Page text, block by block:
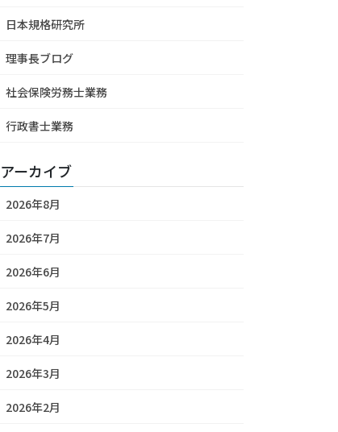
日本規格研究所
理事長ブログ
社会保険労務士業務
行政書士業務
アーカイブ
2026年8月
2026年7月
2026年6月
2026年5月
2026年4月
2026年3月
2026年2月